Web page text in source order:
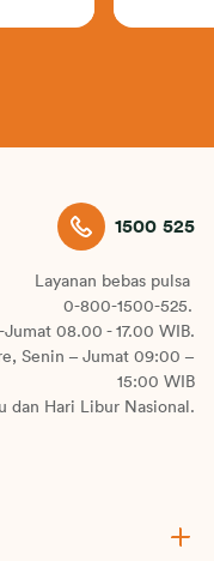
1500 525
Layanan bebas pulsa
0-800-1500-525.
Jumat 08.00 - 17.00 WIB.
Senin – Jumat 09:00 –
15:00 WIB
dan Hari Libur Nasional.